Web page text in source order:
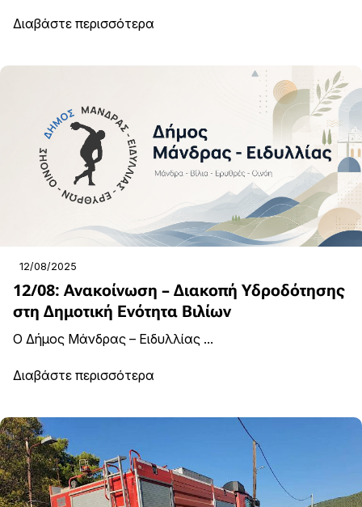
Διαβάστε περισσότερα
12/08/2025
12/08: Ανακοίνωση – Διακοπή Υδροδότησης
στη Δημοτική Ενότητα Βιλίων
Ο Δήμος Μάνδρας – Ειδυλλίας ...
Διαβάστε περισσότερα